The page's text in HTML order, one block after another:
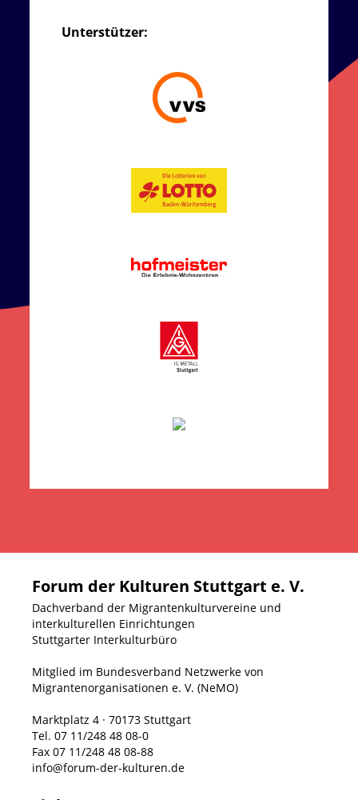
Unterstützer:
Forum der Kulturen Stuttgart e. V.
Dachverband der Migrantenkulturvereine und
interkulturellen Einrichtungen
Stuttgarter Interkulturbüro
Mitglied im Bundesverband Netzwerke von
Migrantenorganisationen e. V. (NeMO)
Marktplatz 4 · 70173 Stuttgart
Tel. 07 11/248 48 08-0
Fax 07 11/248 48 08-88
info@forum-der-kulturen.de